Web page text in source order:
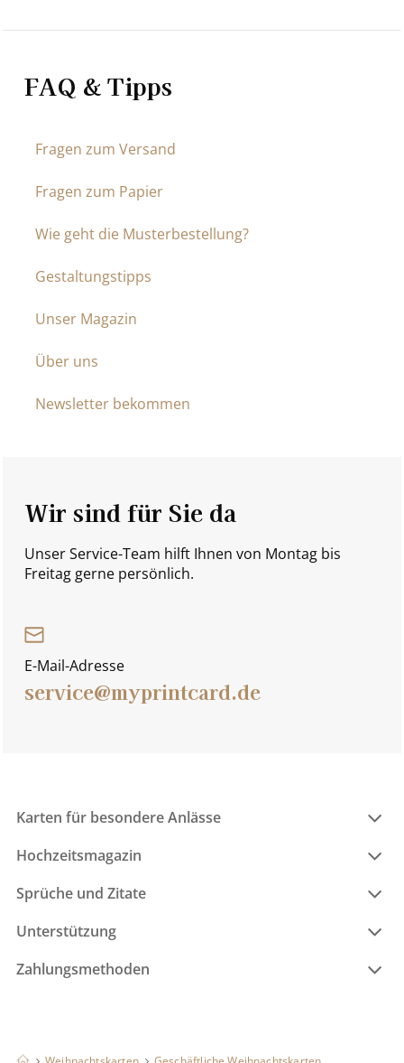
FAQ & Tipps
Fragen zum Versand
Fragen zum Papier
Wie geht die Musterbestellung?
Gestaltungstipps
Unser Magazin
Über uns
Newsletter bekommen
Wir sind für Sie da
Unser Service-Team hilft Ihnen von Montag bis
Freitag gerne persönlich.
E-Mail-Adresse
service@myprintcard.de
Karten für besondere Anlässe
Hochzeitsmagazin
Sprüche und Zitate
Unterstützung
Zahlungsmethoden